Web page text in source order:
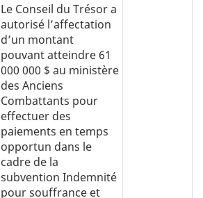
Le Conseil du Trésor a
autorisé l’affectation
d’un montant
pouvant atteindre 61
000 000 $ au ministère
des Anciens
Combattants pour
effectuer des
paiements en temps
opportun dans le
cadre de la
subvention Indemnité
pour souffrance et